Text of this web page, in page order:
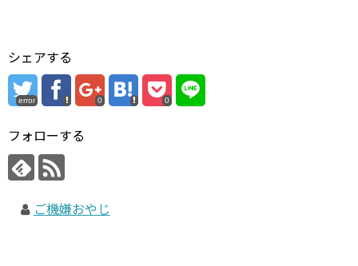
シェアする
error 0 0
フォローする
ご機嫌おやじ